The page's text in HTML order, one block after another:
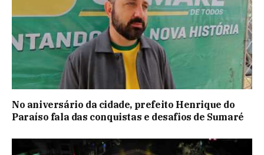
No aniversário da cidade, prefeito Henrique do
Paraíso fala das conquistas e desafios de Sumaré